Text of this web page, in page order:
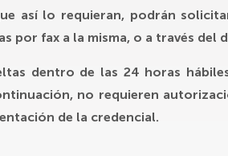
así lo requieran, podrán
por fax a la misma, o a través del
dentro de las 24 horas
no requieren
de la credencial.